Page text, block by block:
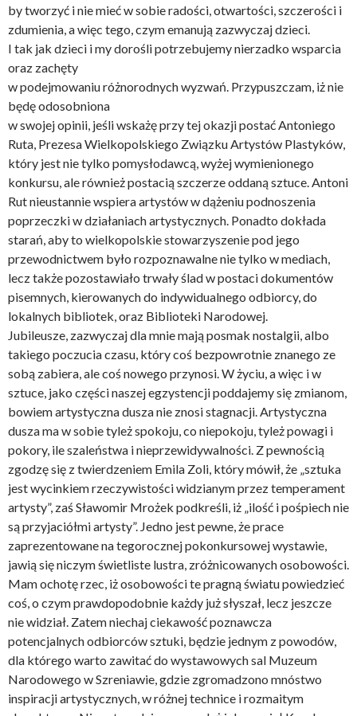
by tworzyć i nie mieć w sobie radości, otwartości, szczerości i
zdumienia, a więc tego, czym emanują zazwyczaj dzieci.
I tak jak dzieci i my dorośli potrzebujemy nierzadko wsparcia
oraz zachęty
w podejmowaniu różnorodnych wyzwań. Przypuszczam, iż nie
będę odosobniona
w swojej opinii, jeśli wskażę przy tej okazji postać Antoniego
Ruta, Prezesa Wielkopolskiego Związku Artystów Plastyków,
który jest nie tylko pomysłodawcą, wyżej wymienionego
konkursu, ale również postacią szczerze oddaną sztuce. Antoni
Rut nieustannie wspiera artystów w dążeniu podnoszenia
poprzeczki w działaniach artystycznych. Ponadto dokłada
starań, aby to wielkopolskie stowarzyszenie pod jego
przewodnictwem było rozpoznawalne nie tylko w mediach,
lecz także pozostawiało trwały ślad w postaci dokumentów
pisemnych, kierowanych do indywidualnego odbiorcy, do
lokalnych bibliotek, oraz Biblioteki Narodowej.
Jubileusze, zazwyczaj dla mnie mają posmak nostalgii, albo
takiego poczucia czasu, który coś bezpowrotnie znanego ze
sobą zabiera, ale coś nowego przynosi. W życiu, a więc i w
sztuce, jako części naszej egzystencji poddajemy się zmianom,
bowiem artystyczna dusza nie znosi stagnacji. Artystyczna
dusza ma w sobie tyleż spokoju, co niepokoju, tyleż powagi i
pokory, ile szaleństwa i nieprzewidywalności. Z pewnością
zgodzę się z twierdzeniem Emila Zoli, który mówił, że „sztuka
jest wycinkiem rzeczywistości widzianym przez temperament
artysty”, zaś Sławomir Mrożek podkreśli, iż „ilość i pośpiech nie
są przyjaciółmi artysty”. Jedno jest pewne, że prace
zaprezentowane na tegorocznej pokonkursowej wystawie,
jawią się niczym świetliste lustra, zróżnicowanych osobowości.
Mam ochotę rzec, iż osobowości te pragną światu powiedzieć
coś, o czym prawdopodobnie każdy już słyszał, lecz jeszcze
nie widział. Zatem niechaj ciekawość poznawcza
potencjalnych odbiorców sztuki, będzie jednym z powodów,
dla którego warto zawitać do wystawowych sal Muzeum
Narodowego w Szreniawie, gdzie zgromadzono mnóstwo
inspiracji artystycznych, w różnej technice i rozmaitym